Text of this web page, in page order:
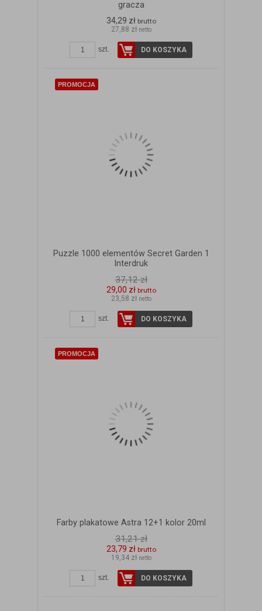
gracza
34,29 zł brutto
27,88 zł netto
szt. DO KOSZYKA
PROMOCJA
Puzzle 1000 elementów Secret Garden 1
Interdruk
37,12 zł
29,00 zł brutto
23,58 zł netto
szt. DO KOSZYKA
PROMOCJA
Farby plakatowe Astra 12+1 kolor 20ml
31,21 zł
23,79 zł brutto
19,34 zł netto
szt. DO KOSZYKA